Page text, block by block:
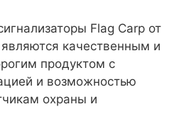
Flag Carp от
качественным и
продуктом с
и возможностью
охраны и